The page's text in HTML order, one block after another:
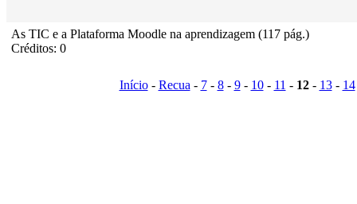
As TIC e a Plataforma Moodle na aprendizagem (117 pág.)
Créditos: 0
Início- Recua- 7- 8- 9- 10- 11 - 12- 13- 14